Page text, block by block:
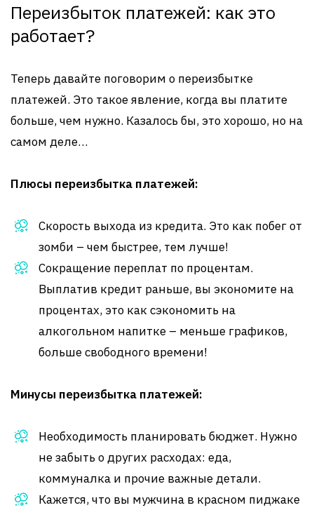
Переизбыток платежей: как это
работает?
Теперь давайте поговорим о переизбытке
платежей. Это такое явление, когда вы платите
больше, чем нужно. Казалось бы, это хорошо, но на
самом деле…
Плюсы переизбытка платежей:
Скорость выхода из кредита. Это как побег от
зомби – чем быстрее, тем лучше!
Сокращение переплат по процентам.
Выплатив кредит раньше, вы экономите на
процентах, это как сэкономить на
алкогольном напитке – меньше графиков,
больше свободного времени!
Минусы переизбытка платежей:
Необходимость планировать бюджет. Нужно
не забыть о других расходах: еда,
коммуналка и прочие важные детали.
Кажется, что вы мужчина в красном пиджаке